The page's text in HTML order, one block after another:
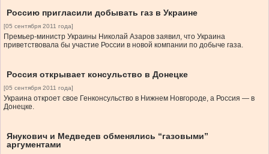
Россию пригласили добывать газ в Украине
[05 сентября 2011 года]
Премьер-министр Украины Николай Азаров заявил, что Украина
приветствовала бы участие России в новой компании по добыче газа.
Россия открывает консульство в Донецке
[05 сентября 2011 года]
Украина откроет свое Генконсульство в Нижнем Новгороде, а Россия — в
Донецке.
Янукович и Медведев обменялись “газовыми”
аргументами